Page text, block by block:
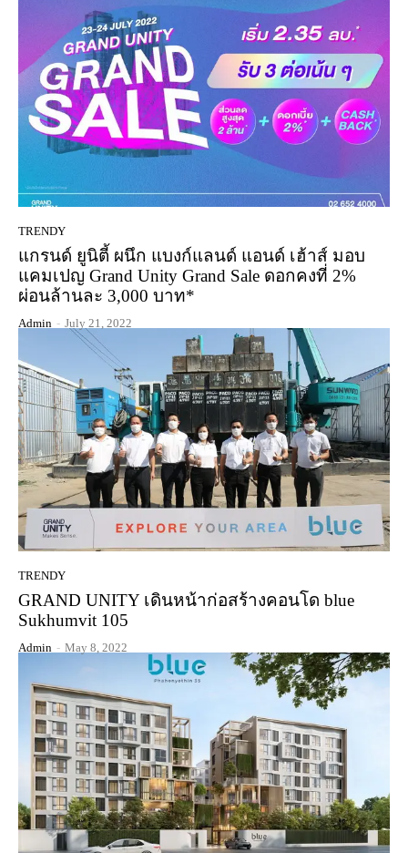
TRENDY
แกรนด์ ยูนิตี้ ผนึก แบงก์แลนด์ แอนด์ เฮ้าส์ มอบ
แคมเปญ Grand Unity Grand Sale ดอกคงที่ 2%
ผ่อนล้านละ 3,000 บาท*
Admin - July 21, 2022
TRENDY
GRAND UNITY เดินหน้าก่อสร้างคอนโด blue
Sukhumvit 105
Admin - May 8, 2022